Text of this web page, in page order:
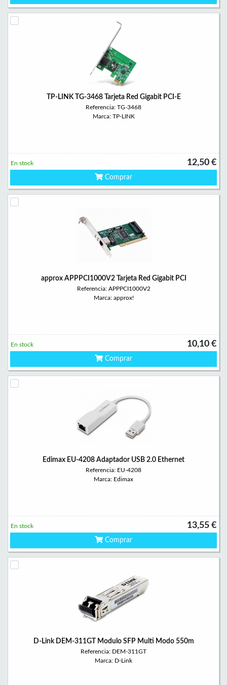
TP-LINK TG-3468 Tarjeta Red Gigabit PCI-E
Referencia: TG-3468
Marca: TP-LINK
12,50 €
En stock
Comprar
approx APPPCI1000V2 Tarjeta Red Gigabit PCI
Referencia: APPPCI1000V2
Marca: approx!
10,10 €
En stock
Comprar
Edimax EU-4208 Adaptador USB 2.0 Ethernet
Referencia: EU-4208
Marca: Edimax
13,55 €
En stock
Comprar
D-Link DEM-311GT Modulo SFP Multi Modo 550m
Referencia: DEM-311GT
Marca: D-Link